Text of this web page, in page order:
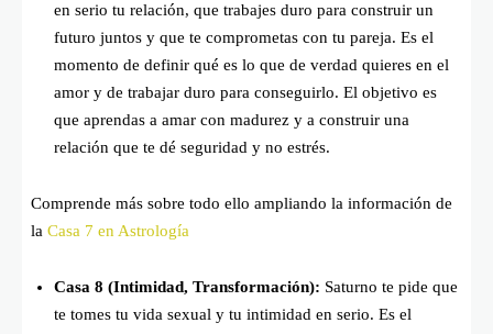
en serio tu relación, que trabajes duro para construir un
futuro juntos y que te comprometas con tu pareja. Es el
momento de definir qué es lo que de verdad quieres en el
amor y de trabajar duro para conseguirlo. El objetivo es
que aprendas a amar con madurez y a construir una
relación que te dé seguridad y no estrés.
Comprende más sobre todo ello ampliando la información de
la Casa 7 en Astrología
Casa 8 (Intimidad, Transformación): Saturno te pide que
te tomes tu vida sexual y tu intimidad en serio. Es el